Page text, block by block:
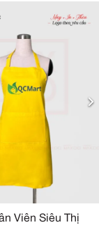
Viên Siêu Thị